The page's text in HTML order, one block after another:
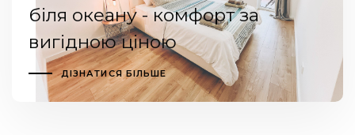
біля океану - комфорт за
вигідною ціною
ДІЗНАТИСЯ БІЛЬШЕ